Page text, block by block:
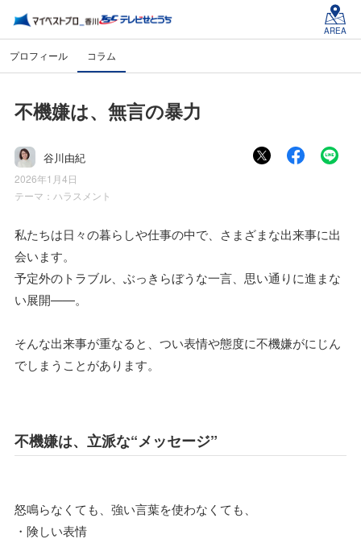
AREA
プロフィール コラム
不機嫌は、無言の暴力
谷川由紀
2026年1月4日
テーマ： ハラスメント
私たちは日々の暮らしや仕事の中で、さまざまな出来事に出
会います。
予定外のトラブル、ぶっきらぼうな一言、思い通りに進まな
い展開——。
そんな出来事が重なると、つい表情や態度に不機嫌がにじん
でしまうことがあります。
不機嫌は、立派な“メッセージ”
怒鳴らなくても、強い言葉を使わなくても、
・険しい表情